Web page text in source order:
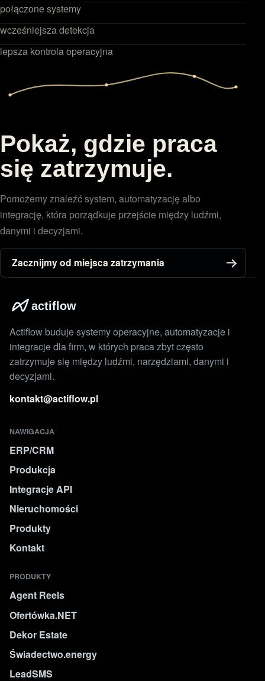
połączone systemy
wcześniejsza detekcja
lepsza kontrola operacyjna
Pokaż, gdzie praca
się zatrzymuje.
Pomożemy znaleźć system, automatyzację albo
integrację, która porządkuje przejście między ludźmi,
danymi i decyzjami.
Zacznijmy od miejsca zatrzymania
actiflow
Actiflow buduje systemy operacyjne, automatyzacje i
integracje dla firm, w których praca zbyt często
zatrzymuje się między ludźmi, narzędziami, danymi i
decyzjami.
kontakt@actiflow.pl
NAWIGACJA
ERP/CRM
Produkcja
Integracje API
Nieruchomości
Produkty
Kontakt
PRODUKTY
Agent Reels
Ofertówka.NET
Dekor Estate
Świadectwo.energy
LeadSMS